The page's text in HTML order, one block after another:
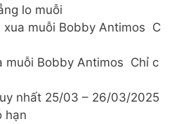
lo muỗi
xua muỗi Bobby Antimos C
muỗi Bobby Antimos Chỉ c
nhất 25/03 – 26/03/2025
hạn